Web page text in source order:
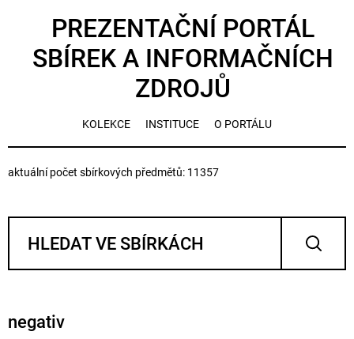
PREZENTAČNÍ PORTÁL
SBÍREK A INFORMAČNÍCH
ZDROJŮ
KOLEKCE INSTITUCE O PORTÁLU
aktuální počet sbírkových předmětů: 11357
negativ